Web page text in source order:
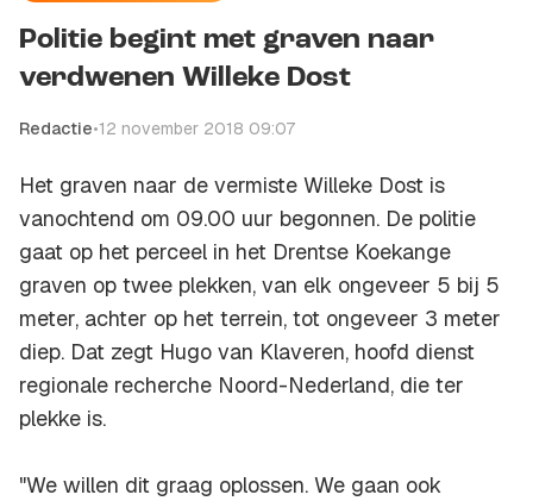
Politie begint met graven naar
verdwenen Willeke Dost
Redactie•12 november 2018 09:07
Het graven naar de vermiste Willeke Dost is
vanochtend om 09.00 uur begonnen. De politie
gaat op het perceel in het Drentse Koekange
graven op twee plekken, van elk ongeveer 5 bij 5
meter, achter op het terrein, tot ongeveer 3 meter
diep. Dat zegt Hugo van Klaveren, hoofd dienst
regionale recherche Noord-Nederland, die ter
plekke is.
"We willen dit graag oplossen. We gaan ook